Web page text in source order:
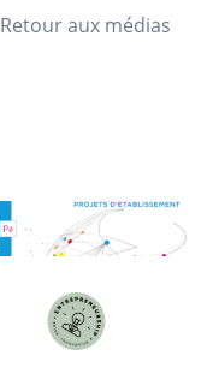
Retour aux médias